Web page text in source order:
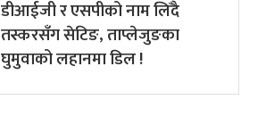
डीआईजी र एसपीको नाम लिँदै
तस्करसँग सेटिङ, ताप्लेजुङका
घुमुवाको लहानमा डिल !